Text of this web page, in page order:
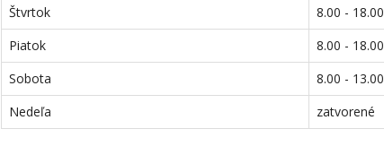
Štvrtok
8.00 - 18.00
Piatok
8.00 - 18.00
Sobota
8.00 - 13.00
Nedeľa
zatvorené